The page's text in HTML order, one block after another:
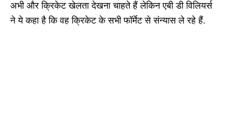
अभी और क्रिकेट खेलता देखना चाहते हैं लेकिन एबी डी विलियर्स
ने ये कहा है कि वह क्रिकेट के सभी फॉर्मेट से संन्यास ले रहे हैं.